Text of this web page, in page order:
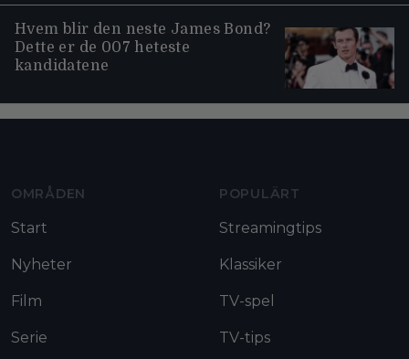
Hvem blir den neste James Bond?
Dette er de 007 heteste
kandidatene
OMRÅDEN
Start
Nyheter
Film
Serie
POPULÄRT
Streamingtips
Klassiker
TV-spel
TV-tips